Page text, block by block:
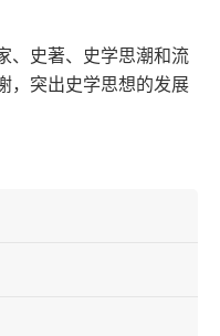
、史著、史学思潮和流
，突出史学思想的发展